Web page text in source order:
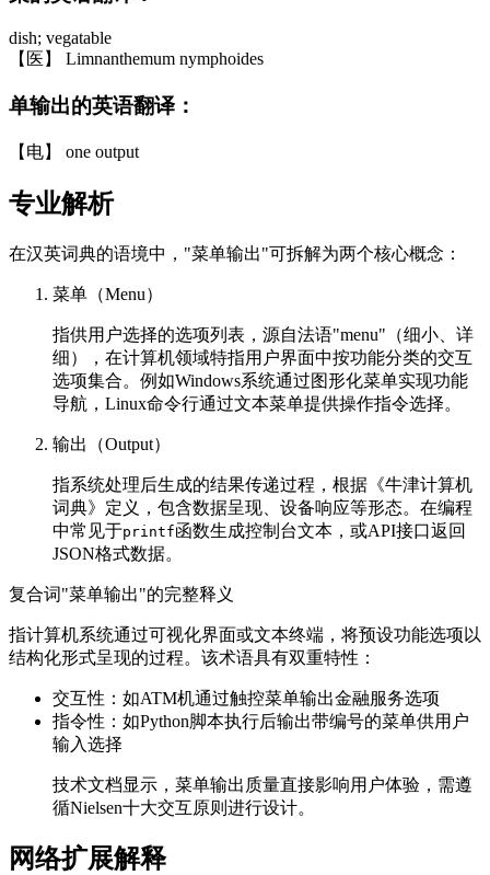
dish; vegatable
【医】 Limnanthemum nymphoides
单输出的英语翻译：
【电】 one output
专业解析
在汉英词典的语境中，"菜单输出"可拆解为两个核心概念：
菜单（Menu）
指供用户选择的选项列表，源自法语"menu"（细小、详
细），在计算机领域特指用户界面中按功能分类的交互
选项集合。例如Windows系统通过图形化菜单实现功能
导航，Linux命令行通过文本菜单提供操作指令选择。
输出（Output）
指系统处理后生成的结果传递过程，根据《牛津计算机
词典》定义，包含数据呈现、设备响应等形态。在编程
中常见于printf函数生成控制台文本，或API接口返回
JSON格式数据。
复合词"菜单输出"的完整释义
指计算机系统通过可视化界面或文本终端，将预设功能选项以
结构化形式呈现的过程。该术语具有双重特性：
交互性：如ATM机通过触控菜单输出金融服务选项
指令性：如Python脚本执行后输出带编号的菜单供用户
输入选择
技术文档显示，菜单输出质量直接影响用户体验，需遵
循Nielsen十大交互原则进行设计。
网络扩展解释